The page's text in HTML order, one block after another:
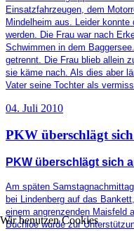
Einsatzfahrzeugen, dem
Mindelheim aus. Leider
werden. Die Frau war nach
Schwimmen in dem
getrennt. Die Frau blieb allein
sie käme nach. Als dies aber
Vater seine Tochter als
04. Juli 2010
PKW überschlägt
PKW überschlägt sich
Am späten
bei Lindenberg auf das
einem angrenzenden Maisfeld
Buchloe wurde zur
Wir benutzen Cookies